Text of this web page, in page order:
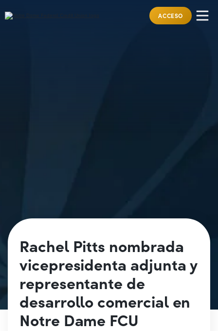
ACCESO
Rachel Pitts nombrada
vicepresidenta adjunta y
representante de
desarrollo comercial en
Notre Dame FCU